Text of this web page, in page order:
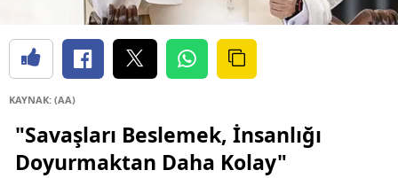
KAYNAK: (AA)
"Savaşları Beslemek, İnsanlığı
Doyurmaktan Daha Kolay"